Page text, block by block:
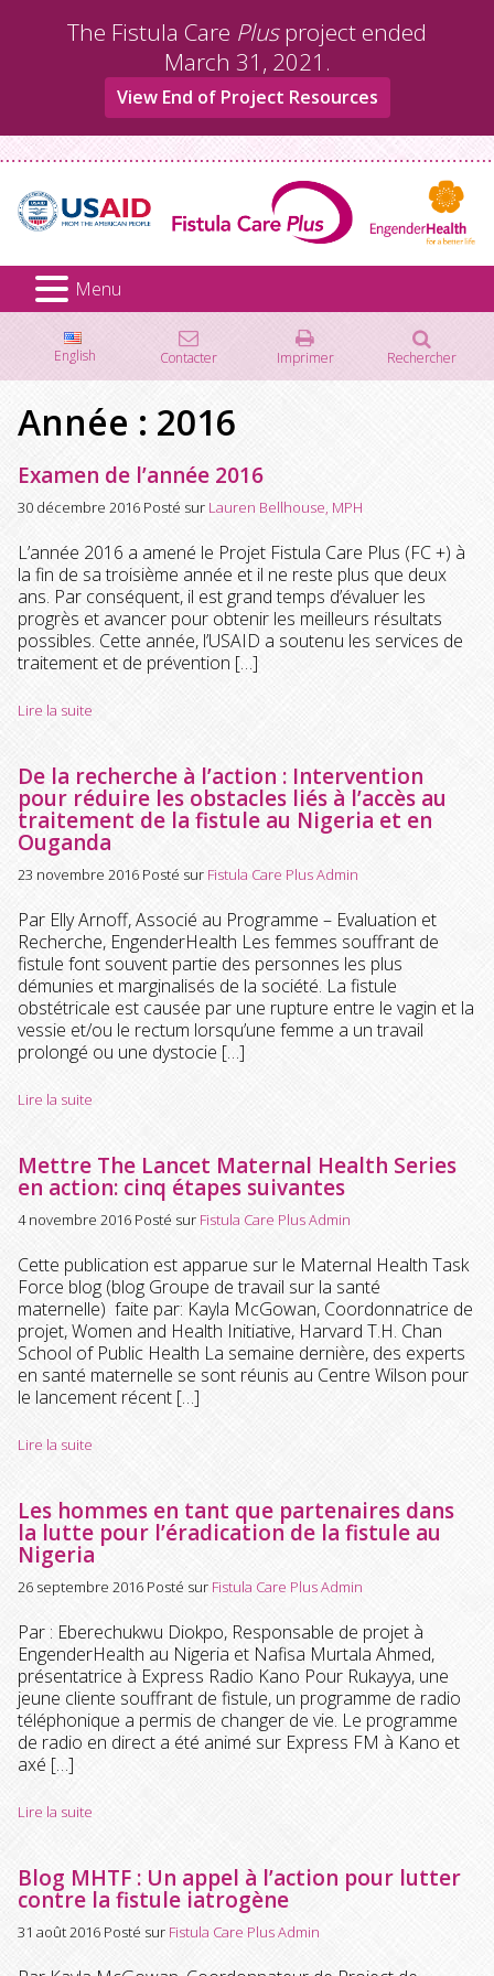
The Fistula Care Plusproject ended
March 31, 2021.
View End of Project Resources
Menu
English Contacter Imprimer Rechercher
Année : 2016
Examen de l’année 2016
30 décembre 2016 Posté sur Lauren Bellhouse, MPH
L’année 2016 a amené le Projet Fistula Care Plus (FC +) à
la fin de sa troisième année et il ne reste plus que deux
ans. Par conséquent, il est grand temps d’évaluer les
progrès et avancer pour obtenir les meilleurs résultats
possibles. Cette année, l’USAID a soutenu les services de
traitement et de prévention […]
Lire la suite
De la recherche à l’action : Intervention
pour réduire les obstacles liés à l’accès au
traitement de la fistule au Nigeria et en
Ouganda
23 novembre 2016 Posté sur Fistula Care Plus Admin
Par Elly Arnoff, Associé au Programme – Evaluation et
Recherche, EngenderHealth Les femmes souffrant de
fistule font souvent partie des personnes les plus
démunies et marginalisés de la société. La fistule
obstétricale est causée par une rupture entre le vagin et la
vessie et/ou le rectum lorsqu’une femme a un travail
prolongé ou une dystocie […]
Lire la suite
Mettre The Lancet Maternal Health Series
en action: cinq étapes suivantes
4 novembre 2016 Posté sur Fistula Care Plus Admin
Cette publication est apparue sur le Maternal Health Task
Force blog (blog Groupe de travail sur la santé
maternelle) faite par: Kayla McGowan, Coordonnatrice de
projet, Women and Health Initiative, Harvard T.H. Chan
School of Public Health La semaine dernière, des experts
en santé maternelle se sont réunis au Centre Wilson pour
le lancement récent […]
Lire la suite
Les hommes en tant que partenaires dans
la lutte pour l’éradication de la fistule au
Nigeria
26 septembre 2016 Posté sur Fistula Care Plus Admin
Par : Eberechukwu Diokpo, Responsable de projet à
EngenderHealth au Nigeria et Nafisa Murtala Ahmed,
présentatrice à Express Radio Kano Pour Rukayya, une
jeune cliente souffrant de fistule, un programme de radio
téléphonique a permis de changer de vie. Le programme
de radio en direct a été animé sur Express FM à Kano et
axé […]
Lire la suite
Blog MHTF : Un appel à l’action pour lutter
contre la fistule iatrogène
31 août 2016 Posté sur Fistula Care Plus Admin